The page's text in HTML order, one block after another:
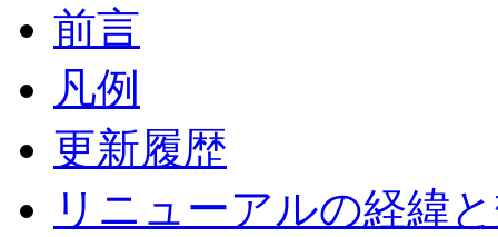
前言
凡例
更新履歴
リニューアルの経緯